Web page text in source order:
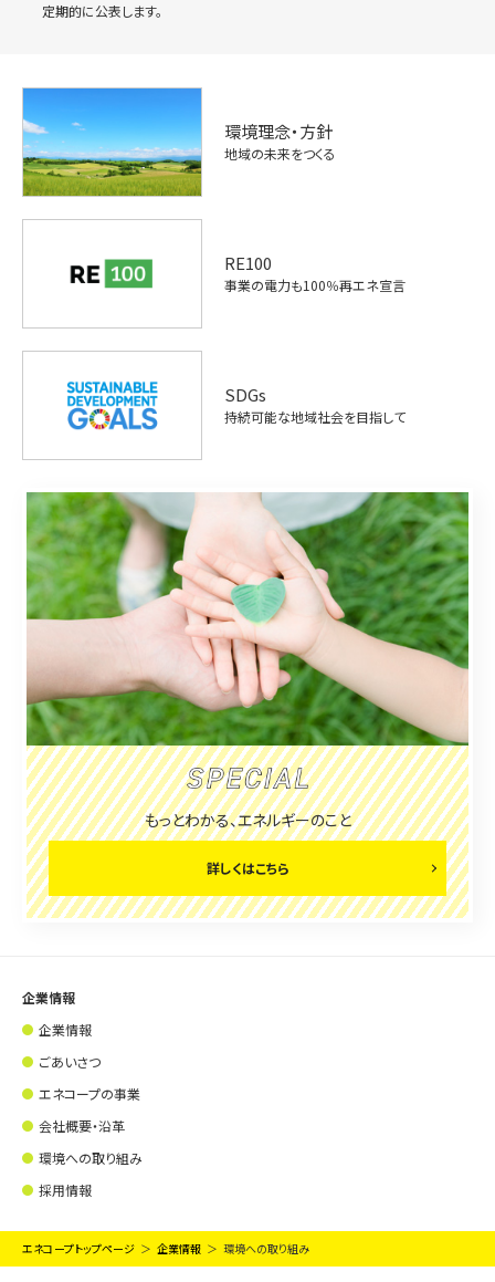
定期的に公表します。
環境理念・方針
地域の未来をつくる
RE100
事業の電力も100％再エネ宣言
SDGs
持続可能な地域社会を目指して
もっとわかる、エネルギーのこと
詳しくはこちら
企業情報
企業情報
ごあいさつ
エネコープの事業
会社概要・沿革
環境への取り組み
採用情報
エネコープトップページ 企業情報 環境への取り組み